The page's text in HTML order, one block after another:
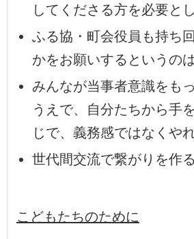
してくださる方を必要と
ふる協・町会役員も持ち
かをお願いするというの
みんなが当事者意識をも
うえで、自分たちから手
じで、義務感ではなくや
世代間交流で繋がりを作
こどもたちのために